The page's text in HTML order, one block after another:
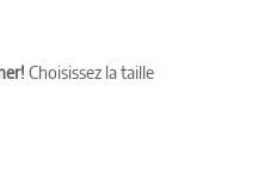
Choisissez la taille